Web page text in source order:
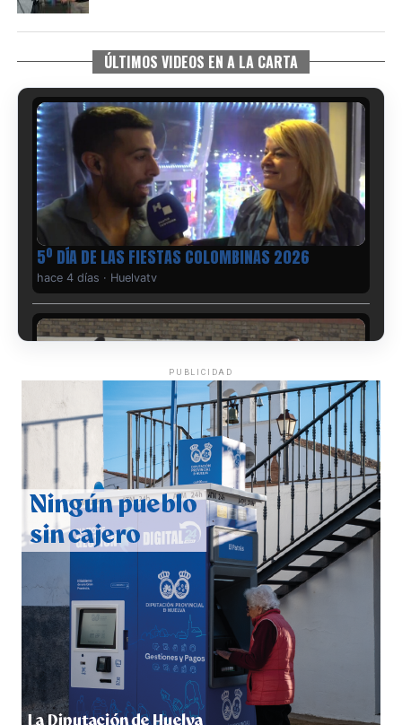
ÚLTIMOS VIDEOS EN A LA CARTA
5º DÍA DE LAS FIESTAS COLOMBINAS 2026
hace 4 días · Huelvatv
CUARTA CORRIDA DE LAS FIESTAS COLOMBINAS
2026
hace 4 días·Huelvatv
4º DÍA DE LAS FIESTAS COLOMBINAS 2026
PUBLICIDAD